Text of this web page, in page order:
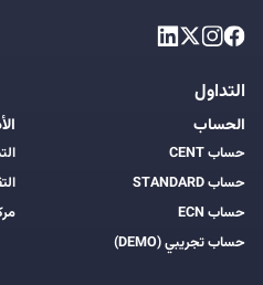
التداول
الحساب
حساب CENT
حساب STANDARD
حساب ECN
حساب تجريبي (DEMO)